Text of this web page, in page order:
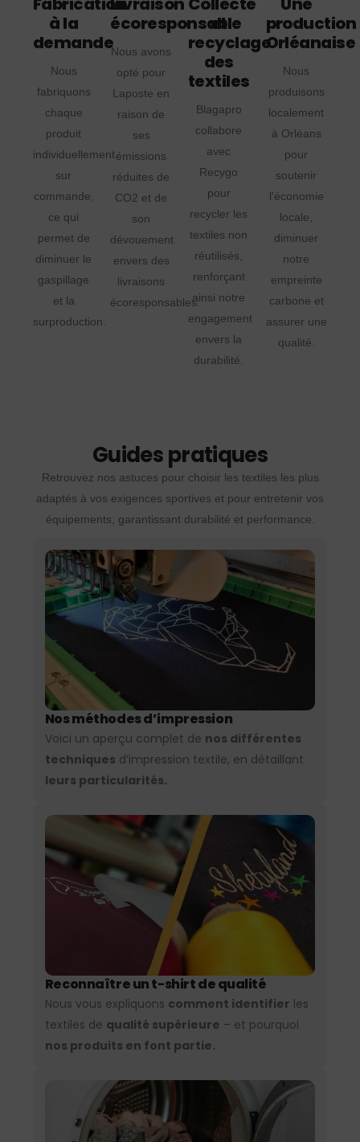
à la
demande
Nous
fabriquons
chaque
produit
individuellement
sur
commande,
ce qui
permet de
diminuer le
gaspillage
et la
surproduction.
écoresponsable
Nous avons
opté pour
Laposte en
raison de
ses
émissions
réduites de
CO2 et de
son
dévouement
envers des
livraisons
écoresponsables.
et
recyclage
des
textiles
Blagapro
collabore
avec
Recygo
pour
recycler les
textiles non
réutilisés,
renforçant
ainsi notre
engagement
envers la
durabilité.
production
Orléanaise
Nous
produisons
localement
à Orléans
pour
soutenir
l'économie
locale,
diminuer
notre
empreinte
carbone et
assurer une
qualité.
Guides pratiques
Retrouvez nos astuces pour choisir les textiles les plus
adaptés à vos exigences sportives et pour entretenir vos
équipements, garantissant durabilité et performance.
Nos méthodes d’impression
Voici un aperçu complet de nos différentes
techniques d’impression textile, en détaillant
leurs particularités.
Reconnaître un t-shirt de qualité
Nous vous expliquons comment identifier les
textiles de qualité supérieure – et pourquoi
nos produits en font partie.